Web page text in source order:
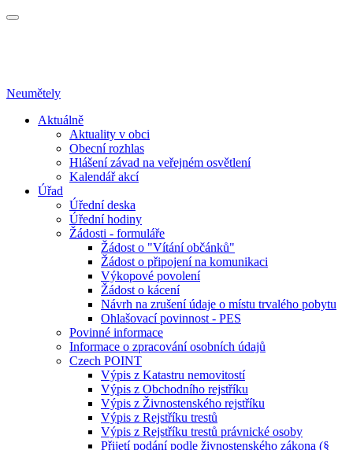
Neumětely
Aktuálně
Aktuality v obci
Obecní rozhlas
Hlášení závad na veřejném osvětlení
Kalendář akcí
Úřad
Úřední deska
Úřední hodiny
Žádosti - formuláře
Žádost o "Vítání občánků"
Žádost o připojení na komunikaci
Výkopové povolení
Žádost o kácení
Návrh na zrušení údaje o místu trvalého pobytu
Ohlašovací povinnost - PES
Povinné informace
Informace o zpracování osobních údajů
Czech POINT
Výpis z Katastru nemovitostí
Výpis z Obchodního rejstříku
Výpis z Živnostenského rejstříku
Výpis z Rejstříku trestů
Výpis z Rejstříku trestů právnické osoby
Přijetí podání podle živnostenského zákona (§